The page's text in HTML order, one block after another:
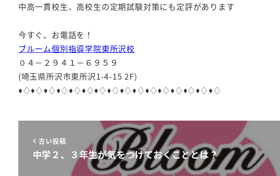
中高一貫校生、高校生の定期試験対策にも定評があります
今すぐ、お電話を！
ブルーム個別指導学院東所沢校
０４－２９４１－６９５９
(埼玉県所沢市東所沢1-4-15 2F)
♦︎♢♦︎♢♦︎♢♦︎♢♦︎♢♦︎♢♦︎♢♦︎♢♦︎♢♦︎♢♦︎♢♦︎♢♦︎♢♦︎♢♦︎♢♦︎♢
古い投稿
中学２、３年生が気をつけておくこととは？